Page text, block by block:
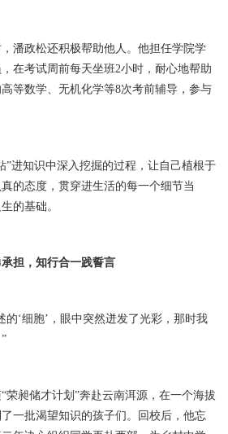
潘政松还积极帮助他人。他担任学院学
在考试周前每天坐班2小时，耐心地帮助
等数学、无机化学等8次考前辅导，参与
”进知识中深入挖掘的过程，让自己植根于
的态度，贯穿进生活的每一个细节当
的基础。
担，知行合一践誓言
的‘细胞’，眼中突然迸发了光彩，那时我
荣昶储才计划”奔赴云南洱源，在一个海拔
一批渴望知识的孩子们。回校后，他忘